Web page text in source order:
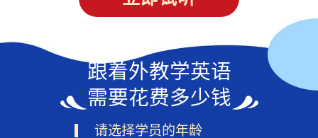
跟着外教学英语
需要花费多少钱
请选择学员的年龄